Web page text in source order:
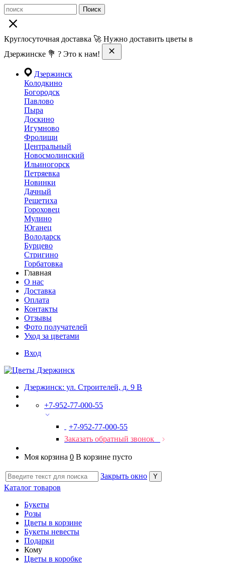
Поиск
Круглосуточная доставка 🚀 Нужно доставить цветы в
Дзержинске 💐 ? Это к нам!
Дзержинск
Колодкино
Богородск
Павлово
Пыра
Доскино
Игумново
Фролищи
Центральный
Новосмолинский
Ильиногорск
Петряевка
Новинки
Дачный
Решетиха
Гороховец
Мулино
Юганец
Володарск
Бурцево
Стригино
Горбатовка
Главная
О нас
Доставка
Оплата
Контакты
Отзывы
Фото получателей
Уход за цветами
Вход
Дзержинск: ул. Строителей, д. 9 В
+7-952-77-000-55
+7-952-77-000-55
Заказать обратный звонок
Моя корзина 0 В корзине пусто
Закрыть окно
Каталог товаров
Букеты
Розы
Цветы в корзине
Букеты невесты
Подарки
Кому
Цветы в коробке